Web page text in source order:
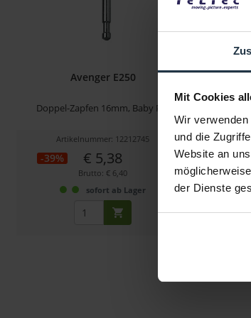
Mit Cookies
Wir
und die
Website an
der Dienste
Avenger E250
Doppel-Zapfen 16mm, Baby Pin
Artikelnummer: 12212745
-39% € 5,38
Brutto: € 6,40
sofort ab Lager
-36%